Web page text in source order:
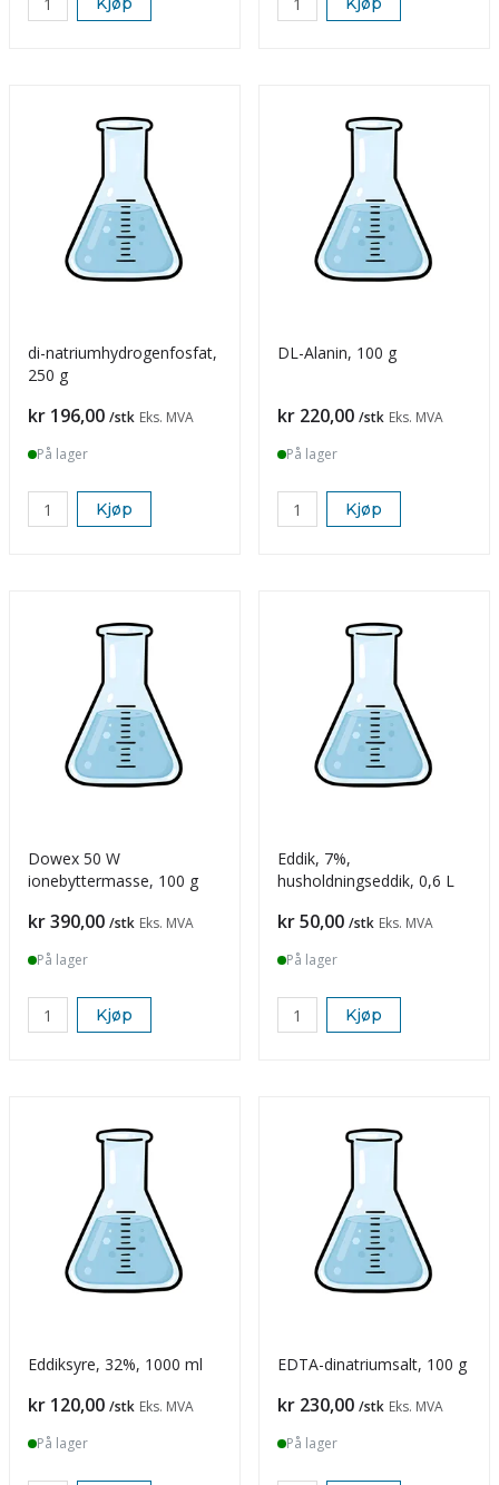
di-natriumhydrogenfosfat,
250 g
Pris
kr 196,00 /stk Eks. MVA
På lager
Kjøp
DL-Alanin, 100 g
Pris
kr 220,00 /stk Eks. MVA
På lager
Kjøp
Dowex 50 W
ionebyttermasse, 100 g
Pris
kr 390,00 /stk Eks. MVA
På lager
Kjøp
Eddik, 7%,
husholdningseddik, 0,6 L
Pris
kr 50,00 /stk Eks. MVA
På lager
Kjøp
Eddiksyre, 32%, 1000 ml
Pris
kr 120,00 /stk Eks. MVA
På lager
EDTA-dinatriumsalt, 100 g
Pris
kr 230,00 /stk Eks. MVA
På lager